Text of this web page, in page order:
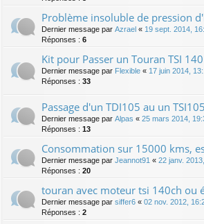
Problème insoluble de pression
Dernier message par Azrael « 19 sept. 2014,
Réponses : 6
Kit pour Passer un Touran TSI
Dernier message par Flexible « 17 juin 2014,
Réponses : 33
Passage d'un TDI105 au un TSI105
Dernier message par Alpas « 25 mars 2014,
Réponses : 13
Consommation sur 15000 kms,
Dernier message par Jeannot91 « 22 janv.
Réponses : 20
touran avec moteur tsi 140ch ou
Dernier message par siffer6 « 02 nov. 2012,
Réponses : 2